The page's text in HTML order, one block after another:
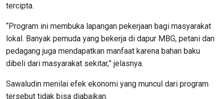
tercipta.
“Program ini membuka lapangan pekerjaan bagi masyarakat
lokal. Banyak pemuda yang bekerja di dapur MBG, petani dan
pedagang juga mendapatkan manfaat karena bahan baku
dibeli dari masyarakat sekitar,” jelasnya.
Sawaludin menilai efek ekonomi yang muncul dari program
tersebut tidak bisa diabaikan.